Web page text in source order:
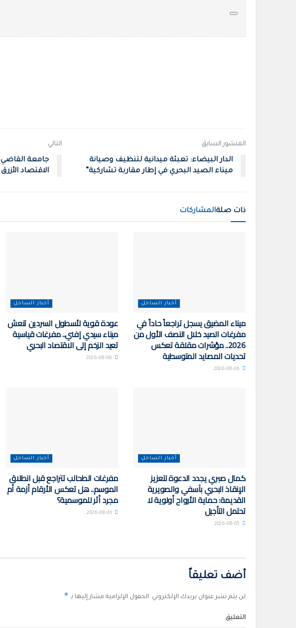
المنشور السابق
الدار البيضاء: تعبئة ميدانية لتنظيف وصيانة
ميناء الصيد البحري في إطار مقاربة تشاركية”
التالي
جامعة القاضي
الاقتصاد
ذات صلةالمشاركات
أخبار الساحل
ميناء المضيق يسجل تراجعاً حاداً في
مفرغات الصيد خلال النصف الأول من
2026.. مؤشرات مقلقة تعكس
تحديات المصايد المتوسطية
أخبار الساحل
عودة قوية لأسطول السردين تنعش
ميناء سيدي إفني.. مفرغات قياسية
تعيد الزخم إلى الاقتصاد البحري
أخبار الساحل
كمال صبري يجدد الدعوة لتعزيز
الإنقاذ البحري بآسفي والصويرية
القديمة: حماية الأرواح أولوية لا
تحتمل التأجيل
أخبار الساحل
مفرغات الطحالب تتراجع قبل انطلاق
الموسم.. هل تعكس الأرقام أزمة أم
مجرد أثر للموسمية؟
أضف تعليقاً
لن يتم نشر عنوان بريدك الإلكتروني. الحقول الإلزامية مشار إليها بـ *
التعليق